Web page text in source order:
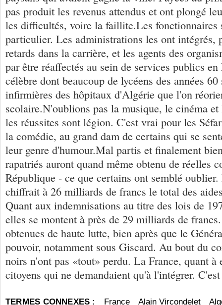
pas produit les revenus attendus et ont plongé
les difficultés, voire la faillite.Les fonctionnaires
particulier. Les administrations les ont intégrés,
retards dans la carrière, et les agents des
par être réaffectés au sein de services publics
célèbre dont beaucoup de lycéens des années
infirmières des hôpitaux d'Algérie que l'on
scolaire.N'oublions pas la musique, le cinéma et
les réussites sont légion. C'est vrai pour les
la comédie, au grand dam de certains qui se
leur genre d'humour.Mal partis et finalement
rapatriés auront quand même obtenu de réelles
République - ce que certains ont semblé
chiffrait à 26 milliards de francs le total des
Quant aux indemnisations au titre des lois de
elles se montent à près de 29 milliards de
obtenues de haute lutte, bien après que le
pouvoir, notamment sous Giscard. Au bout du
noirs n'ont pas «tout» perdu. La France, quant à
citoyens qui ne demandaient qu'à l'intégrer.
TERMES CONNEXES : France Alain Vircondelet